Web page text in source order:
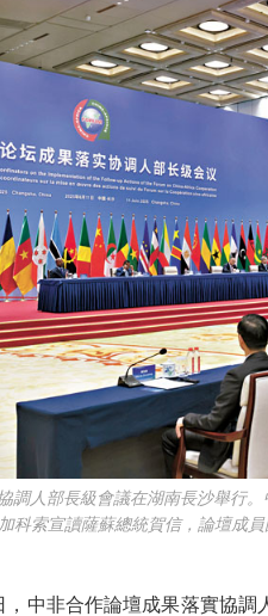
調人部長級會議在湖南長沙舉行
科索宣讀薩蘇總統賀信，論壇成
非合作論壇成果落實協調